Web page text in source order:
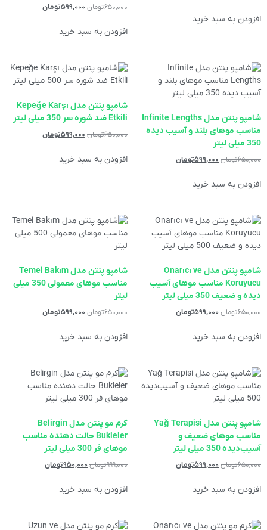
افزودن به سبد خرید
۶۵۰,۰۰۰تومان ۵۹۹,۰۰۰تومان
افزودن به سبد خرید
‌شامپو پنتن مدل Infinite Lengths
مناسب موهای بلند و آسیب دیده
350 میلی لیتر
۶۵۰,۰۰۰تومان ۵۹۹,۰۰۰تومان
افزودن به سبد خرید
‌شامپو پنتن مدل Kepeğe Karşı
Etkili ضد شوره سر 350 میلی لیتر
۶۵۰,۰۰۰تومان ۵۹۹,۰۰۰تومان
افزودن به سبد خرید
شامپو پنتن مدل Onarıcı ve
Koruyucu مناسب موهای آسیب
دیده و ضعیف 350 میلی لیتر
۶۵۰,۰۰۰تومان ۵۹۹,۰۰۰تومان
افزودن به سبد خرید
‌شامپو پنتن مدل Temel Bakım
مناسب موهای معمولی 350 میلی
لیتر
۶۵۰,۰۰۰تومان ۵۹۹,۰۰۰تومان
افزودن به سبد خرید
‌شامپو پنتن مدل Yağ Terapisi
مناسب موهای ضعیف و
آسیب‌دیده 350 میلی لیتر
۶۵۰,۰۰۰تومان ۵۹۹,۰۰۰تومان
افزودن به سبد خرید
کرم مو پنتن مدل Belirgin
Bukleler حالت دهنده مناسب
موهای فر 300 میلی لیتر
۹۹۹,۰۰۰تومان ۹۵۰,۰۰۰تومان
افزودن به سبد خرید